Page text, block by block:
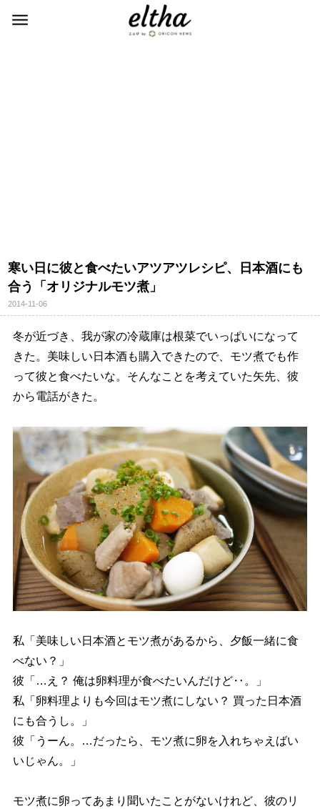
寒い日に彼と食べたいアツアツレシピ、日本酒にも
合う「オリジナルモツ煮」
2014-11-06
冬が近づき、我が家の冷蔵庫は根菜でいっぱいになって
きた。美味しい日本酒も購入できたので、モツ煮でも作
って彼と食べたいな。そんなことを考えていた矢先、彼
から電話がきた。
私「美味しい日本酒とモツ煮があるから、夕飯一緒に食
べない？」
彼「…え？ 俺は卵料理が食べたいんだけど‥。」
私「卵料理よりも今回はモツ煮にしない？ 買った日本酒
にも合うし。」
彼「うーん。…だったら、モツ煮に卵を入れちゃえばい
いじゃん。」
モツ煮に卵ってあまり聞いたことがないけれど、彼のリ